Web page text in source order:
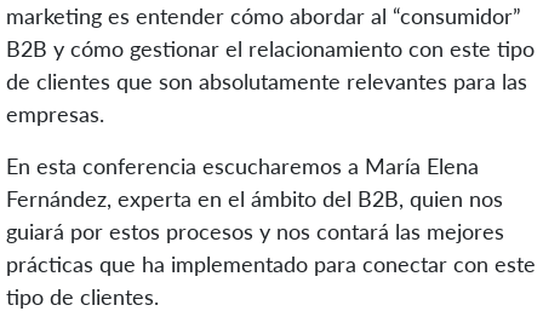
marketing es entender cómo abordar al “consumidor”
B2B y cómo gestionar el relacionamiento con este tipo
de clientes que son absolutamente relevantes para las
empresas.
En esta conferencia escucharemos a María Elena
Fernández, experta en el ámbito del B2B, quien nos
guiará por estos procesos y nos contará las mejores
prácticas que ha implementado para conectar con este
tipo de clientes.